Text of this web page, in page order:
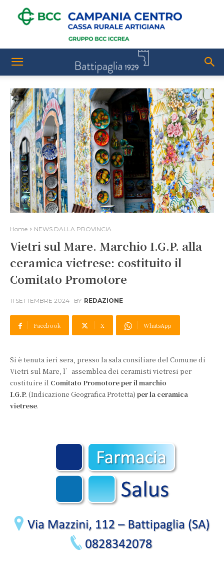
Home NEWS DALLA PROVINCIA
Vietri sul Mare. Marchio I.G.P. alla
ceramica vietrese: costituito il
Comitato Promotore
11 SETTEMBRE 2024 BY REDAZIONE
Facebook X WhatsApp
Si è tenuta ieri sera, presso la sala consiliare del Comune di
Vietri sul Mare, l’assemblea dei ceramisti vietresi per
costituire il Comitato Promotore per il marchio
I.G.P. (Indicazione Geografica Protetta) per la ceramica
vietrese.